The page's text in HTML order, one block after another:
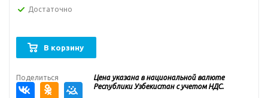
Достаточно
В корзину
Поделиться
Цена указана в национальной валюте
Республики Узбекистан с учетом НДС.